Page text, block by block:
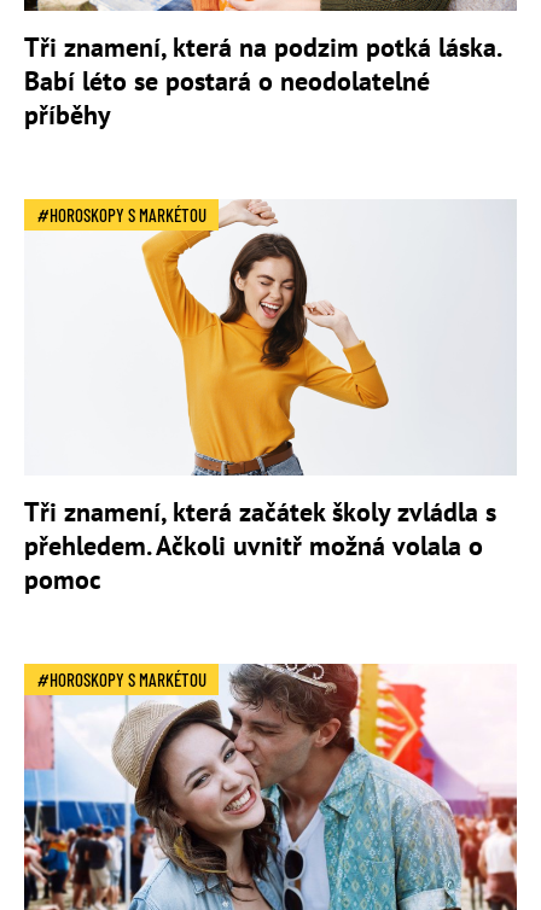
Tři znamení, která na podzim potká láska.
Babí léto se postará o neodolatelné
příběhy
HOROSKOPY S MARKÉTOU
Tři znamení, která začátek školy zvládla s
přehledem. Ačkoli uvnitř možná volala o
pomoc
HOROSKOPY S MARKÉTOU